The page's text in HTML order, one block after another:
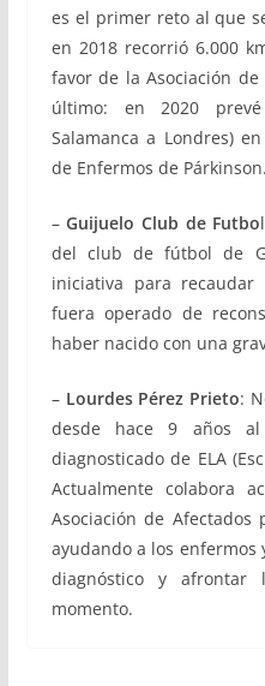
es el primer reto al que
en 2018 recorrió 6.000
favor de la Asociación
último: en 2020
Salamanca a Londres)
de Enfermos de Párkinson.
–Guijuelo Club de Futbo
del club de fútbol de
iniciativa para
fuera operado de
haber nacido con una
– Lourdes Pérez Prieto:
desde hace 9 años
diagnosticado de ELA
Actualmente colabora
Asociación de Afectados
ayudando a los enfermos
diagnóstico y
momento.